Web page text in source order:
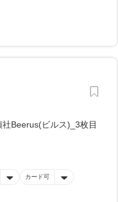
カード可